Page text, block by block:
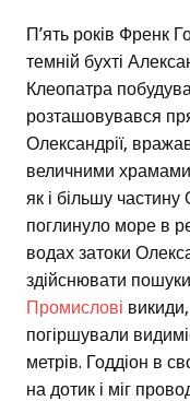
П’ять років Френк
темній бухті
Клеопатра
розташовувався
Олександрії,
величними
як і більшу
поглинуло море в
водах затоки
здійснювати
Промислові
погіршували
метрів. Годдіон в
на дотик і міг